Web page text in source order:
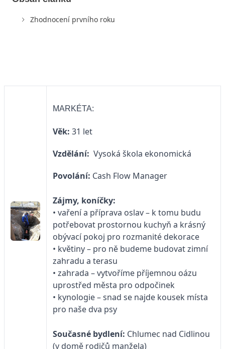
Zhodnocení prvního roku
MARKÉTA:
Věk: 31 let
Vzdělání: Vysoká škola ekonomická
Povolání: Cash Flow Manager
Zájmy, koníčky:
• vaření a příprava oslav – k tomu budu
potřebovat prostornou kuchyň a krásný
obývací pokoj pro rozmanité dekorace
• květiny – pro ně budeme budovat zimní
zahradu a terasu
• zahrada – vytvoříme příjemnou oázu
uprostřed města pro odpočinek
• kynologie – snad se najde kousek místa
pro naše dva psy
Současné bydlení: Chlumec nad Cidlinou
(v domě rodičů manžela)